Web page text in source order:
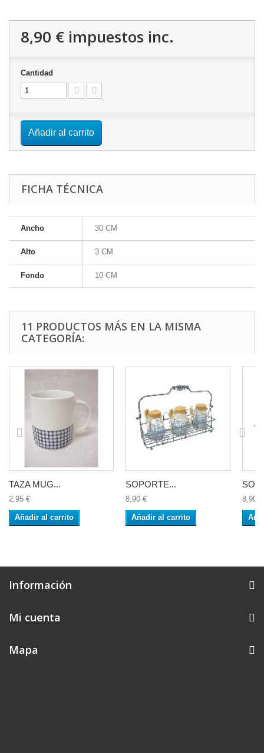
8,90 € impuestos inc.
Cantidad
Añadir al carrito
FICHA TÉCNICA
Ancho 30 CM
Alto 3 CM
Fondo 10 CM
11 PRODUCTOS MÁS EN LA MISMA
CATEGORÍA:
TAZA MUG...
2,95 €
Añadir al carrito
SOPORTE...
8,90 €
Añadir al carrito
8,90 €
Información
Mi cuenta
Mapa